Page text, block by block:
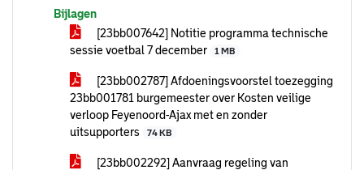
Bijlagen
[23bb007642] Notitie programma technische
sessie voetbal 7 december
1 MB
[23bb002787] Afdoeningsvoorstel toezegging
23bb001781 burgemeester over Kosten veilige
verloop Feyenoord-Ajax met en zonder
uitsupporters
74 KB
[23bb002292] Aanvraag regeling van